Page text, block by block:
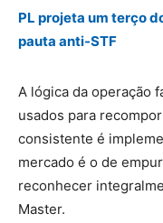
PL projeta um terço
pauta anti-STF
A lógica da operação
usados para
consistente é
mercado é o de
reconhecer
Master.